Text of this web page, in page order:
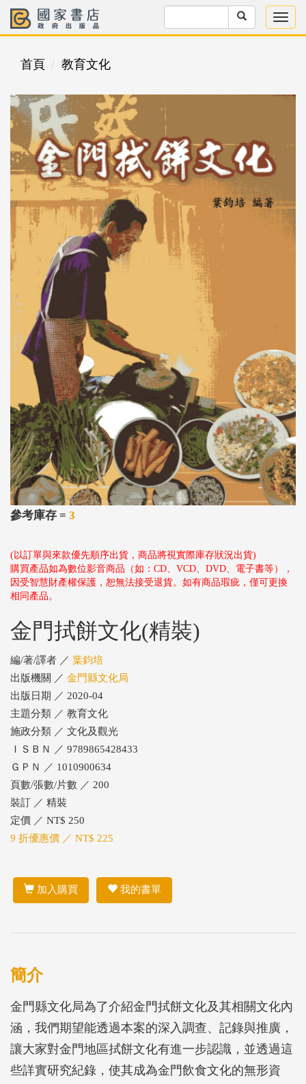
首頁 教育文化
參考庫存 = 3
(以訂單與來款優先順序出貨，商品將視實際庫存狀況出貨)
購買產品如為數位影音商品（如：CD、VCD、DVD、電子書等），
因受智慧財產權保護，恕無法接受退貨。如有商品瑕疵，僅可更換
相同產品。
金門拭餅文化(精裝)
編/著/譯者 ／ 葉鈞培
出版機關 ／ 金門縣文化局
出版日期 ／ 2020-04
主題分類 ／ 教育文化
施政分類 ／ 文化及觀光
ＩＳＢＮ ／ 9789865428433
ＧＰＮ ／ 1010900634
頁數/張數/片數 ／ 200
裝訂 ／ 精裝
定價 ／ NT$ 250
9 折優惠價 ／ NT$ 225
加入購買 我的書單
簡介
金門縣文化局為了介紹金門拭餅文化及其相關文化內
涵，我們期望能透過本案的深入調查、記錄與推廣，
讓大家對金門地區拭餅文化有進一步認識，並透過這
些詳實研究紀錄，使其成為金門飲食文化的無形資